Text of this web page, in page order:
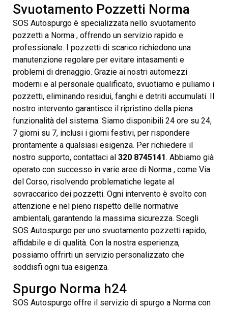
Svuotamento Pozzetti Norma
SOS Autospurgo è specializzata nello svuotamento
pozzetti a Norma , offrendo un servizio rapido e
professionale. I pozzetti di scarico richiedono una
manutenzione regolare per evitare intasamenti e
problemi di drenaggio. Grazie ai nostri automezzi
moderni e al personale qualificato, svuotiamo e puliamo i
pozzetti, eliminando residui, fanghi e detriti accumulati. Il
nostro intervento garantisce il ripristino della piena
funzionalità del sistema. Siamo disponibili 24 ore su 24,
7 giorni su 7, inclusi i giorni festivi, per rispondere
prontamente a qualsiasi esigenza. Per richiedere il
nostro supporto, contattaci al 320 8745141. Abbiamo già
operato con successo in varie aree di Norma , come Via
del Corso, risolvendo problematiche legate al
sovraccarico dei pozzetti. Ogni intervento è svolto con
attenzione e nel pieno rispetto delle normative
ambientali, garantendo la massima sicurezza. Scegli
SOS Autospurgo per uno svuotamento pozzetti rapido,
affidabile e di qualità. Con la nostra esperienza,
possiamo offrirti un servizio personalizzato che
soddisfi ogni tua esigenza.
Spurgo Norma h24
SOS Autospurgo offre il servizio di spurgo a Norma con